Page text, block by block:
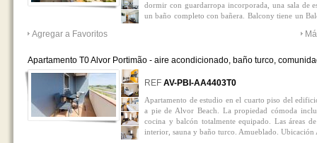
dormir con guardarropa incorporada, una sala de
un baño completo con bañera. Balcony tiene un
bañera de la bañera. Amueblado. Propiedad
Agregar a Favoritos
Apartamento T0 Alvor Portimão - aire acondicionado, baño turco,
cerrada, balcón, amueblado, piscina, sauna, 4º planta
0
REF AV-PBI-AA4403T0
Apartamento de estudio en el cuarto piso del
a pie de Alvor Beach. La propiedad cómoda
cocina y balcón totalmente equipado. Las áreas
interior, sauna y baño turco. Amueblado. Ubicación